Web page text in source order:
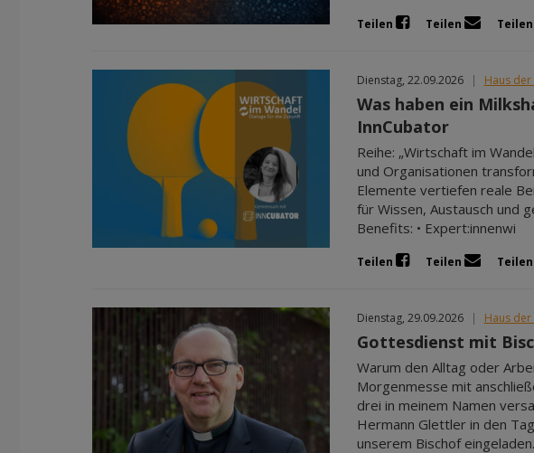
Teilen Teilen Teilen
Dienstag, 22.09.2026 | Haus
Was haben ein
InnCubator
Reihe: „Wirtschaft im
und Organisationen
Elemente vertiefen reale
für Wissen, Austausch und
Benefits: • Expert:innenwi
Teilen Teilen Teilen
Dienstag, 29.09.2026 | Haus
Gottesdienst mit
Warum den Alltag oder
Morgenmesse mit
drei in meinem Namen
Hermann Glettler in den
unserem Bischof eingeladen.